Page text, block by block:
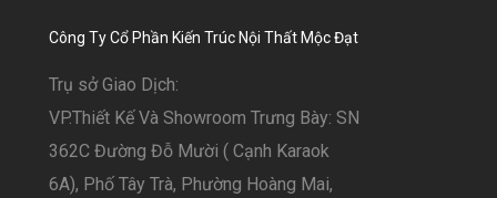
Công Ty Cổ Phần Kiến Trúc Nội Thất Mộc Đạt
Trụ sở Giao Dịch:
VP.Thiết Kế Và Showroom Trưng Bày: SN
362C Đường Đỗ Mười ( Cạnh Karaok
6A), Phố Tây Trà, Phường Hoàng Mai,